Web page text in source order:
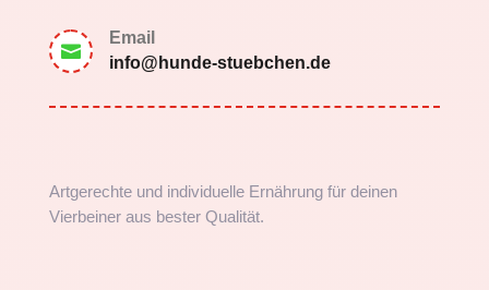

Email
info@hunde-stuebchen.de
Artgerechte und individuelle Ernährung für deinen
Vierbeiner aus bester Qualität.